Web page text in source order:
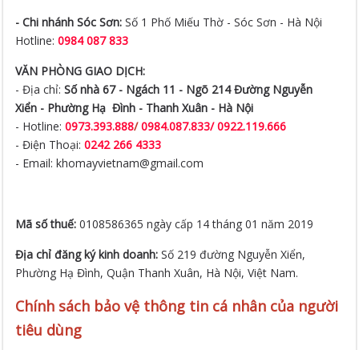
- Chi nhánh Sóc Sơn: Số 1 Phố Miếu Thờ - Sóc Sơn - Hà Nội
Hotline:0984 087 833
VĂN PHÒNG GIAO DỊCH:
- Địa chỉ:Số nhà 67 - Ngách 11 - Ngõ 214 Đường Nguyễn
Xiển - Phường Hạ Đình - Thanh Xuân - Hà Nội
- Hotline:0973.393.888/ 0984.087.833/ 0922.119.666
- Điện Thoại:0242 266 4333
- Email: khomayvietnam@gmail.com
Mã số thuế:0108586365 ngày cấp 14 tháng 01 năm 2019
Địa chỉ đăng ký kinh doanh:Số 219 đường Nguyễn Xiển,
Phường Hạ Đình, Quận Thanh Xuân, Hà Nội, Việt Nam.
Chính sách bảo vệ thông tin cá nhân của người
tiêu dùng